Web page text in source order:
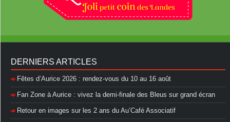
DERNIERS ARTICLES
Fêtes d’Aurice 2026 : rendez-vous du 10 au 16 août
Fan Zone à Aurice : vivez la demi-finale des Bleus sur grand écran
Retour en images sur les 2 ans du Au’Café Associatif